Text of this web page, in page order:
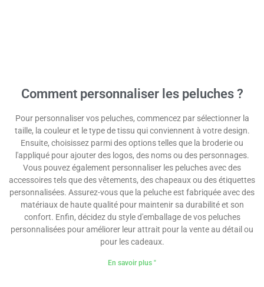
Comment personnaliser les peluches ?
Pour personnaliser vos peluches, commencez par sélectionner la
taille, la couleur et le type de tissu qui conviennent à votre design.
Ensuite, choisissez parmi des options telles que la broderie ou
l'appliqué pour ajouter des logos, des noms ou des personnages.
Vous pouvez également personnaliser les peluches avec des
accessoires tels que des vêtements, des chapeaux ou des étiquettes
personnalisées. Assurez-vous que la peluche est fabriquée avec des
matériaux de haute qualité pour maintenir sa durabilité et son
confort. Enfin, décidez du style d'emballage de vos peluches
personnalisées pour améliorer leur attrait pour la vente au détail ou
pour les cadeaux.
En savoir plus "